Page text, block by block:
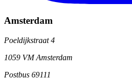
Amsterdam
Poeldijkstraat 4
1059 VM Amsterdam
Postbus 69111